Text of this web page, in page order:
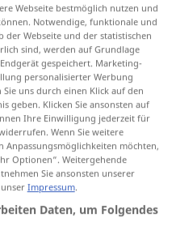
antippen)
لقمة [luqma]
Webseite bestmöglich nutzen und
Notwendige, funktionale und
der Webseite und der statistischen
sind, werden auf Grundlage
gespeichert. Marketing-
personalisierter Werbung
uns durch einen Klick auf den
geben. Klicken Sie ansonsten auf
Ihre Einwilligung jederzeit für
Wenn Sie weitere
möchten,
Optionen“. Weitergehende
Sie ansonsten unserer
Impressum.
Daten, um Folgendes